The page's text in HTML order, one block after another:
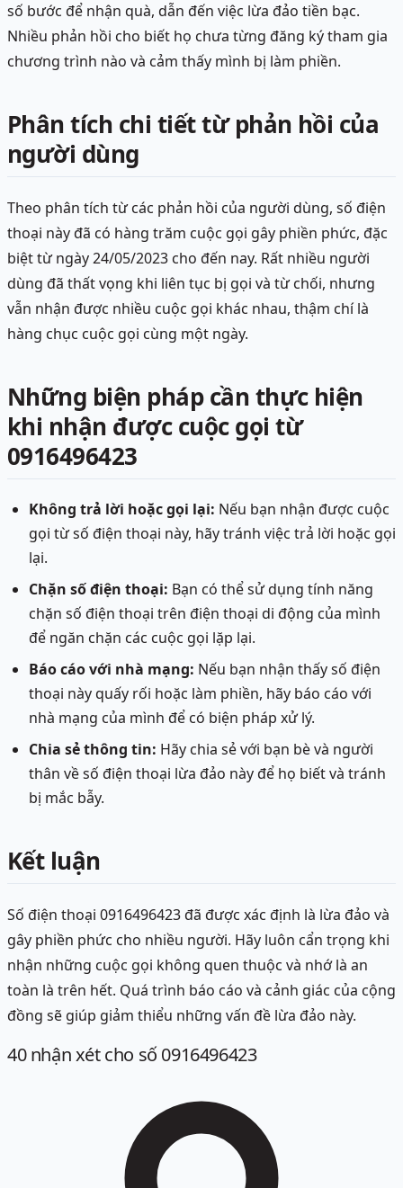
số bước để nhận quà, dẫn đến việc lừa đảo tiền bạc.
Nhiều phản hồi cho biết họ chưa từng đăng ký tham gia
chương trình nào và cảm thấy mình bị làm phiền.
Phân tích chi tiết từ phản hồi của
người dùng
Theo phân tích từ các phản hồi của người dùng, số điện
thoại này đã có hàng trăm cuộc gọi gây phiền phức, đặc
biệt từ ngày 24/05/2023 cho đến nay. Rất nhiều người
dùng đã thất vọng khi liên tục bị gọi và từ chối, nhưng
vẫn nhận được nhiều cuộc gọi khác nhau, thậm chí là
hàng chục cuộc gọi cùng một ngày.
Những biện pháp cần thực hiện
khi nhận được cuộc gọi từ
0916496423
Không trả lời hoặc gọi lại: Nếu bạn nhận được cuộc
gọi từ số điện thoại này, hãy tránh việc trả lời hoặc gọi
lại.
Chặn số điện thoại: Bạn có thể sử dụng tính năng
chặn số điện thoại trên điện thoại di động của mình
để ngăn chặn các cuộc gọi lặp lại.
Báo cáo với nhà mạng: Nếu bạn nhận thấy số điện
thoại này quấy rối hoặc làm phiền, hãy báo cáo với
nhà mạng của mình để có biện pháp xử lý.
Chia sẻ thông tin: Hãy chia sẻ với bạn bè và người
thân về số điện thoại lừa đảo này để họ biết và tránh
bị mắc bẫy.
Kết luận
Số điện thoại 0916496423 đã được xác định là lừa đảo và
gây phiền phức cho nhiều người. Hãy luôn cẩn trọng khi
nhận những cuộc gọi không quen thuộc và nhớ là an
toàn là trên hết. Quá trình báo cáo và cảnh giác của cộng
đồng sẽ giúp giảm thiểu những vấn đề lừa đảo này.
40nhận xétcho số 0916496423